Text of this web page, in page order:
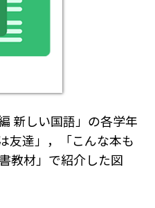
新しい国語」の各学年
友達」，「こんな本も
教材」で紹介した図